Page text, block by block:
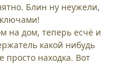
Блин ну неужели,
на дом, теперь есчё и
какой нибудь
находка. Вот